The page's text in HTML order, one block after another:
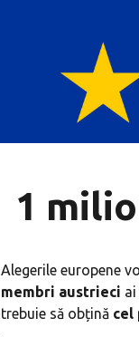
1
Alegerile europene
membri austrieci
trebuie să obțină cel